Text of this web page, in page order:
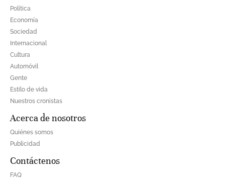
Política
Economía
Sociedad
Internacional
Cultura
Automóvil
Gente
Estilo de vida
Nuestros cronistas
Acerca de nosotros
Quiénes somos
Publicidad
Contáctenos
FAQ